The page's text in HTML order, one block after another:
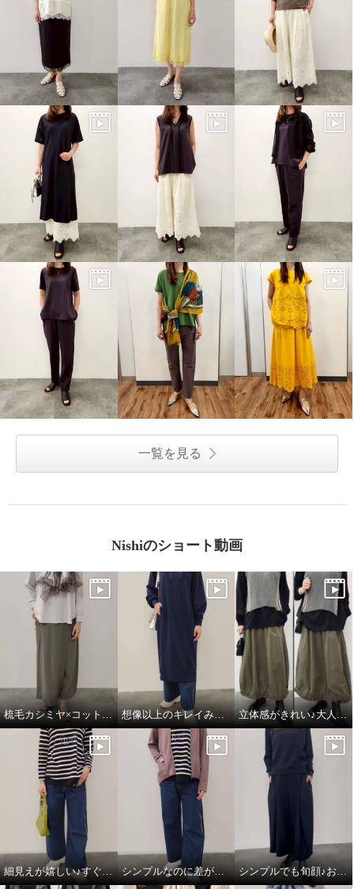
一覧を見る
Nishiのショート動画
想像以上のキレイみえ♪大人のフーディワンピ 立体感がきれい♪大人のハンサムスカート
細見えが嬉しい♪すぐ使える楽ちんコーデ シンプルなのに差がつく♪綺麗みえコーデ シンプルでも旬顔♪おすすめワントーンコーデ